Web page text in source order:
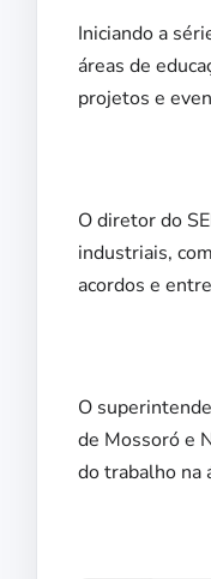
Iniciando a
áreas de
projetos e
O diretor do
industriais,
acordos e
O
de Mossoró e
do trabalho na